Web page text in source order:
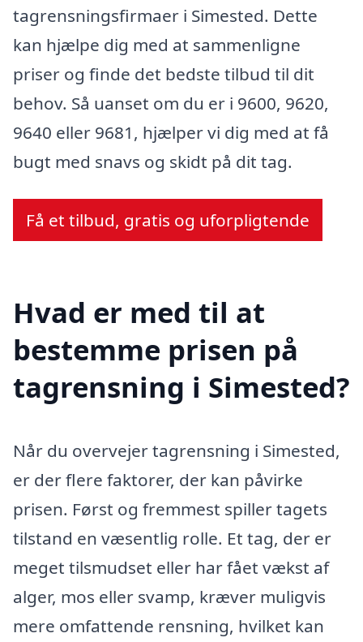
tagrensningsfirmaer i Simested. Dette
kan hjælpe dig med at sammenligne
priser og finde det bedste tilbud til dit
behov. Så uanset om du er i 9600, 9620,
9640 eller 9681, hjælper vi dig med at få
bugt med snavs og skidt på dit tag.
Få et tilbud, gratis og uforpligtende
Hvad er med til at
bestemme prisen på
tagrensning i Simested?
Når du overvejer tagrensning i Simested,
er der flere faktorer, der kan påvirke
prisen. Først og fremmest spiller tagets
tilstand en væsentlig rolle. Et tag, der er
meget tilsmudset eller har fået vækst af
alger, mos eller svamp, kræver muligvis
mere omfattende rensning, hvilket kan